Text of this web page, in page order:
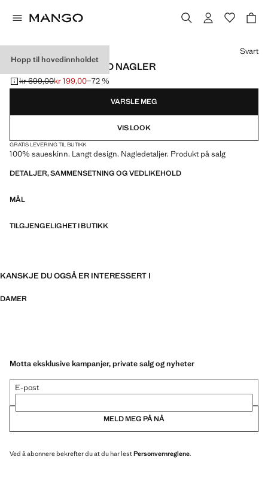
Hopp til hovedinnholdet
SKINNHANSKER MED NAGLER
Første pris strøket [kr 699,00 ]
kr 699,00
Gjeldende pris [kr 199,00 ]
kr 199,00−72 %
Velg en farge
Svart
VARSLE MEG
VIS LOOK
GRATIS LEVERING TIL BUTIKK
100% saueskinn. Langt design. Nagledetaljer. Produkt på salg
DETALJER, SAMMENSETNING OG VEDLIKEHOLD
MÅL
TILGJENGELIGHET I BUTIKK
KANSKJE DU OGSÅ ER INTERESSERT I
DAMER
Motta eksklusive kampanjer, private salg og nyheter
E-post
MELD MEG PÅ NÅ
Ved å abonnere bekrefter du at du har lestPersonvernreglene.